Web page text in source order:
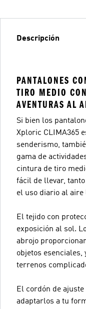
Descripción
PANTALONES
TIRO MEDIO
AVENTURAS AL
Si bien los
Xploric CLIMA365
senderismo,
gama de
cintura de tiro
fácil de llevar,
el uso diario al aire
El tejido con
exposición al sol.
abrojo
objetos esenciales,
terrenos
El cordón de
adaptarlos a tu